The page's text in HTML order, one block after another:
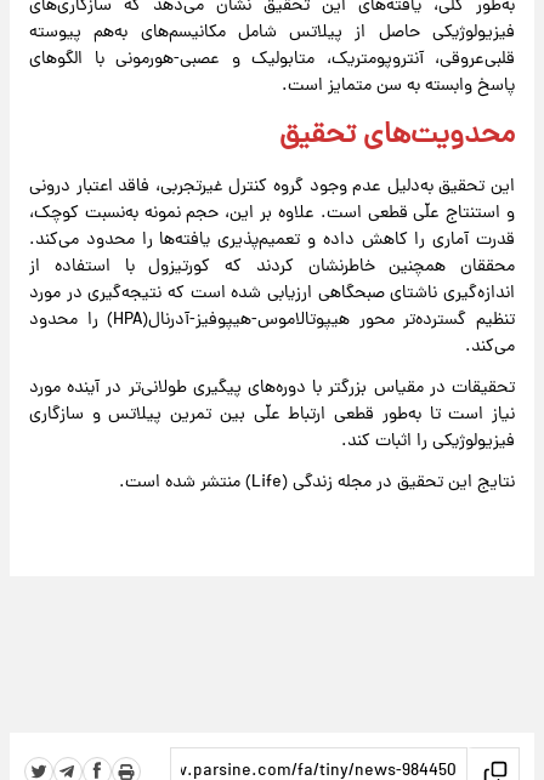
به‌طور کلی، یافته‌های این تحقیق نشان می‌دهد که سازگاری‌های
فیزیولوژیکی حاصل از پیلاتس شامل مکانیسم‌های به‌هم پیوسته
قلبی‌عروقی، آنتروپومتریک، متابولیک و عصبی-هورمونی با الگوهای
پاسخ وابسته به سن متمایز است.
محدویت‌های تحقیق
این تحقیق به‌دلیل عدم وجود گروه کنترل غیرتجربی، فاقد اعتبار درونی
و استنتاج علّی قطعی است. علاوه بر این، حجم نمونه به‌نسبت کوچک،
قدرت آماری را کاهش داده و تعمیم‌پذیری یافته‌ها را محدود می‌کند.
محققان همچنین خاطرنشان کردند که کورتیزول با استفاده از
اندازه‌گیری ناشتای صبحگاهی ارزیابی شده است که نتیجه‌گیری در مورد
تنظیم گسترده‌تر محور هیپوتالاموس-هیپوفیز-آدرنال(HPA) را محدود
می‌کند.
تحقیقات در مقیاس بزرگتر با دوره‌های پیگیری طولانی‌تر در آینده مورد
نیاز است تا به‌طور قطعی ارتباط علّی بین تمرین پیلاتس و سازگاری
فیزیولوژیکی را اثبات کند.
نتایج این تحقیق در مجله زندگی (Life) منتشر شده است.